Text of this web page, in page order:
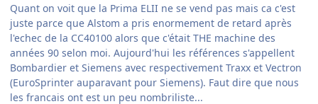
Quant on voit que la Prima ELII ne se vend pas mais ca c'est
juste parce que Alstom a pris enormement de retard après
l'echec de la CC40100 alors que c'était THE machine des
années 90 selon moi. Aujourd'hui les références s'appellent
Bombardier et Siemens avec respectivement Traxx et Vectron
(EuroSprinter auparavant pour Siemens). Faut dire que nous
les francais ont est un peu nombriliste...